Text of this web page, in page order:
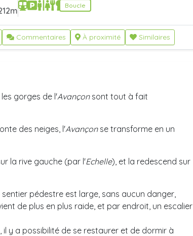
Boucle
Commentaires À proximité Similaires
les gorges de l'Avançonsont tout à fait
des neiges, l'Avançonse transforme en un
la rive gauche (par l'Echelle), et la redescend sur
sentier pédestre est large, sans aucun danger,
de plus en plus raide, et par endroit, un escalier
il y a possibilité de se restaurer et de dormir à